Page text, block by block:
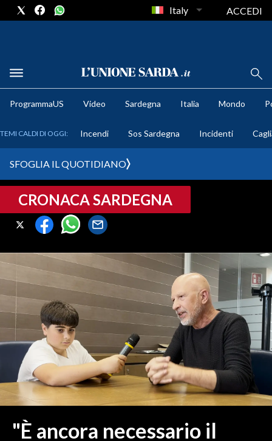
METEO
CRONACA SARDEGNA
CAGLIARI
SULCIS IGLESIENTE
MEDIO CAMPIDANO
ORISTANO E PROVINCIA
SASSARI E PROVINCIA
GALLURA
NUORO E PROVINCIA
OGLIASTRA
AGENDA
ITALIA
Italy ACCEDI
ProgrammaUS Video Sardegna Italia Mondo
TEMI CALDI DI OGGI: Incendi Sos Sardegna Incidenti
SFOGLIA IL QUOTIDIANO
CRONACA SARDEGNA
"È ancora necessario il